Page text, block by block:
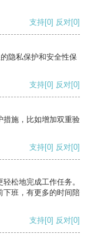
支持[0] 反对[0]
隐私保护和安全性保
支持[0] 反对[0]
措施，比如增加双重验
支持[0] 反对[0]
松地完成工作任务。
下班，有更多的时间陪
支持[0] 反对[0]